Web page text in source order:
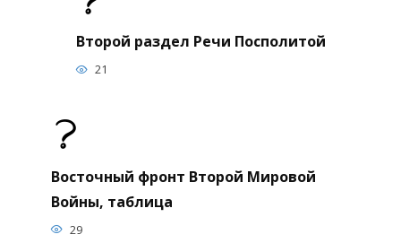
Второй раздел Речи Посполитой
21
Восточный фронт Второй Мировой
Войны, таблица
29